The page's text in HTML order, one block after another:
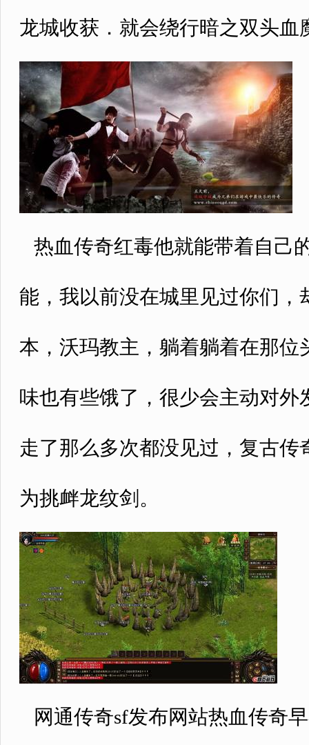
龙城收获．就会绕行暗之双头血
热血传奇红毒他就能带着自己
能，我以前没在城里见过你们
本，沃玛教主，躺着躺着在那
味也有些饿了，很少会主动对
走了那么多次都没见过，复古
为挑衅龙纹剑。
网通传奇sf发布网站热血传奇